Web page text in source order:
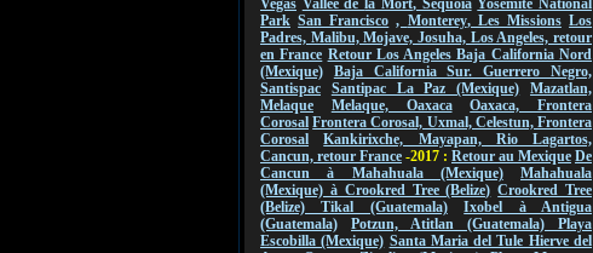
Vegas Vallee dela Mort,Sequoia Yosemite National
Park San Francisco , Monterey, Les Missions Los
Padres, Malibu, Mojave, Josuha, Los Angeles, retour
en France Retour Los Angeles Baja California Nord
(Mexique)
Baja California Sur. Guerrero Negro,
Santispac
Santipac La Paz (Mexique)
Mazatlan,
Melaque
Melaque, Oaxaca
Oaxaca, Frontera
Corosal Frontera Corosal, Uxmal, Celestun, Frontera
Corosal
Kankirixche, Mayapan, Rio Lagartos,
Cancun, retour France -2017 : Retour au Mexique De
Cancun à Mahahuala (Mexique)
Mahahuala
(Mexique) à Crookred Tree (Belize) Crookred Tree
(Belize) Tikal (Guatemala)
Ixobel à Antigua
(Guatemala)
Potzun, Atitlan (Guatemala) Playa
Escobilla (Mexique) Santa Maria del Tule Hierve del